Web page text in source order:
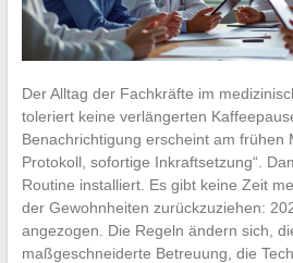
Der Alltag der Fachkräfte im
toleriert keine verlängerten
Benachrichtigung erscheint am frühen
Protokoll, sofortige Inkraftsetzung“.
Routine installiert. Es gibt keine Zeit
der Gewohnheiten zurückzuziehen:
angezogen. Die Regeln ändern sich,
maßgeschneiderte Betreuung, die